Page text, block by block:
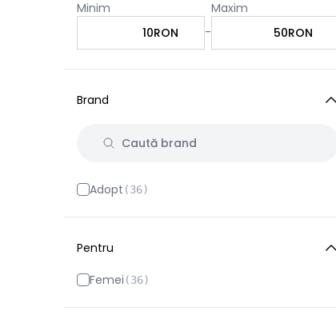
Minim
RON
-
Maxim
RON
Brand
Adopt (36)
Pentru
Femei (36)